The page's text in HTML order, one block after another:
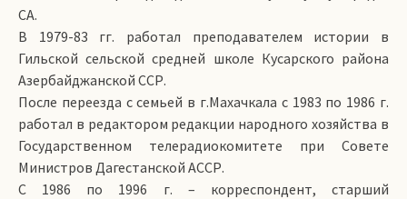
СА.
В 1979-83 гг. работал преподавателем истории в
Гильской сельской средней школе Кусарского района
Азербайджанской ССР.
После переезда с семьей в г.Махачкала с 1983 по 1986 г.
работал в редактором редакции народного хозяйства в
Государственном телерадиокомитете при Совете
Министров Дагестанской АССР.
С 1986 по 1996 г. – корреспондент, старший